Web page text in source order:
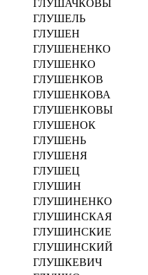
ГЛУШАЧКОВЫ
ГЛУШЕЛЬ
ГЛУШЕН
ГЛУШЕНЕНКО
ГЛУШЕНКО
ГЛУШЕНКОВ
ГЛУШЕНКОВА
ГЛУШЕНКОВЫ
ГЛУШЕНОК
ГЛУШЕНЬ
ГЛУШЕНЯ
ГЛУШЕЦ
ГЛУШИН
ГЛУШИНЕНКО
ГЛУШИНСКАЯ
ГЛУШИНСКИЕ
ГЛУШИНСКИЙ
ГЛУШКЕВИЧ